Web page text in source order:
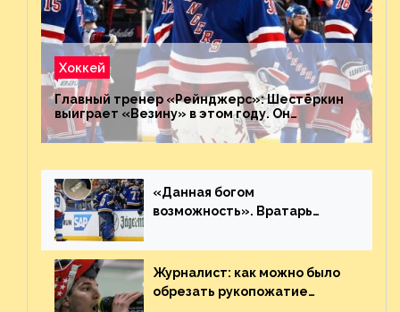
Хоккей
Главный тренер «Рейнджерс»: Шестёркин
выиграет «Везину» в этом году. Он
невероятен
«Данная богом
возможность». Вратарь
броске бутылкой в Кадри
Журналист: как можно было
обрезать рукопожатие